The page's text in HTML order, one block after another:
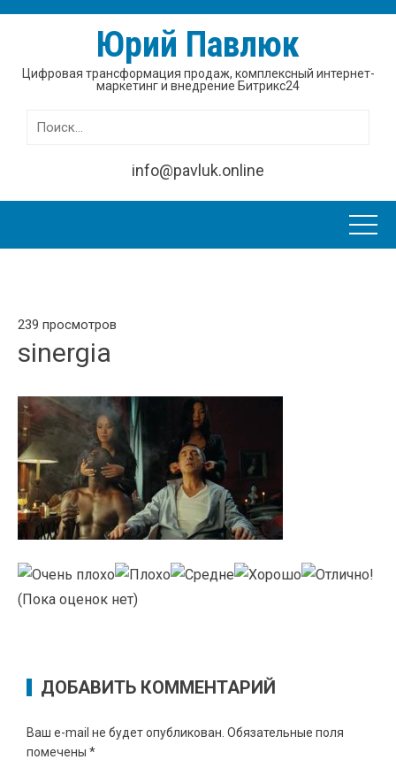
Юрий Павлюк
Цифровая трансформация продаж, комплексный интернет-
маркетинг и внедрение Битрикс24
Найти:
info@pavluk.online
239 просмотров
sinergia
(Пока оценок нет)
ДОБАВИТЬ КОММЕНТАРИЙ
Ваш e-mail не будет опубликован. Обязательные поля
помечены *